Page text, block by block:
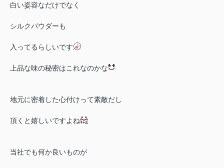
白い姿容なだけでなく
シルクパウダーも
入ってるらしいです
上品な味の秘密はこれなのかな
地元に密着した心付けって素敵だし
頂くと嬉しいですよね
当社でも何か良いものが